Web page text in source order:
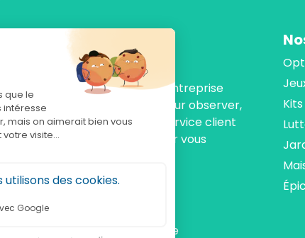
que le
intéresse
mais on aimerait bien vous
visite...
des cookies.
Google
achatnature.com est une entreprise
plus de 5000 produits pour observer,
protéger la nature. Notre service client
du lundi au vendredi, pour vous
:
(Ethik & Nature)
Fallion - 69140 Rillieux-La-Pape